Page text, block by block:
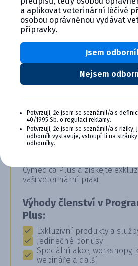
Účinný proti kokcidióze
bakteriálním infekcím, jako je
Podává se v pitné vodě po dobu 3
opakování léčby. Spolehlivá
CYMEDICA PLUS:
SE VYPLÁCÍ
Cymedica Plus a získejte
vaši veterinární praxi.
Výhody členství v
Plus:
Exkluzivní produkty a
Jedinečné bonusy
Speciální akce, workshopy,
webináře a další
a aplikovat veterinární léčivé
osobou oprávněnou vydávat
přípravky.
Nejsem
Jsem
Potvrzuji, že jsem se seznámil/a s
40/1995 Sb. o regulaci reklamy.
Potvrzuji, že jsem se seznámil/a s riziky,
odborník vystavuje, vstoupí-li na
odborníky.